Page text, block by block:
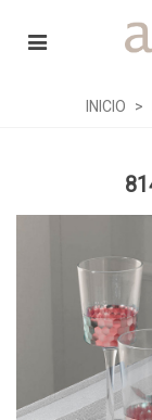
INICIO >